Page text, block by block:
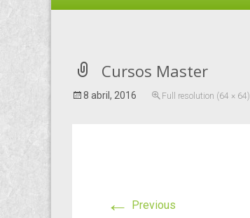
Cursos Master
8 abril, 2016 Full resolution (64 × 64)
← Previous